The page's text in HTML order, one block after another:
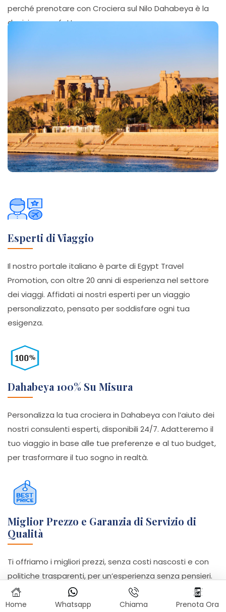
perché prenotare con Crociera sul Nilo Dahabeya è la
decisione perfetta:
Esperti di Viaggio
Il nostro portale italiano è parte di Egypt Travel
Promotion, con oltre 20 anni di esperienza nel settore
dei viaggi. Affidati ai nostri esperti per un viaggio
personalizzato, pensato per soddisfare ogni tua
esigenza.
Dahabeya 100% Su Misura
Personalizza la tua crociera in Dahabeya con l’aiuto dei
nostri consulenti esperti, disponibili 24/7. Adatteremo il
tuo viaggio in base alle tue preferenze e al tuo budget,
per trasformare il tuo sogno in realtà.
Miglior Prezzo e Garanzia di Servizio di
Qualità
Ti offriamo i migliori prezzi, senza costi nascosti e con
politiche trasparenti, per un’esperienza senza pensieri.
Sistemazione, escursioni, ingressi, trasferimenti, pasti e
guida egittologa sono tutti inclusi.
Home Whatsapp Chiama Prenota Ora